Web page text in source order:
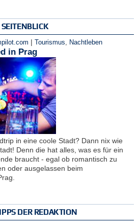
SEITENBLICK
| Tourismus, Nachtleben
in Prag
in eine coole Stadt? Dann nix wie
Denn die hat alles, was es für ein
braucht - egal ob romantisch zu
oder ausgelassen beim
DER REDAKTION